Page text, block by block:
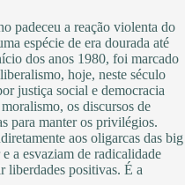
padeceu a reação violenta do
espécie de era dourada até
dos anos 1980, foi marcado
hoje, neste século
justiça social e democracia
os discursos de
para manter os privilégios.
aos oligarcas das big
a esvaziam de radicalidade
liberdades positivas. É a